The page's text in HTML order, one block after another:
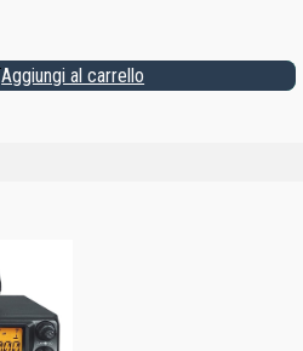
Aggiungi al carrello